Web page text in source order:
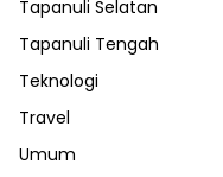
Tapanuli Selatan
Tapanuli Tengah
Teknologi
Travel
Umum